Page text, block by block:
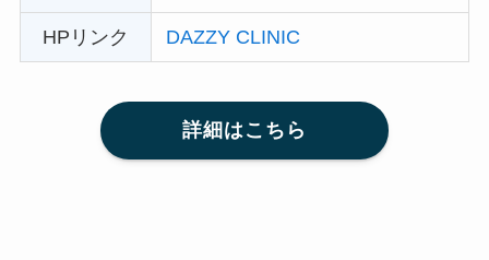
HPリンク DAZZY CLINIC
詳細はこちら